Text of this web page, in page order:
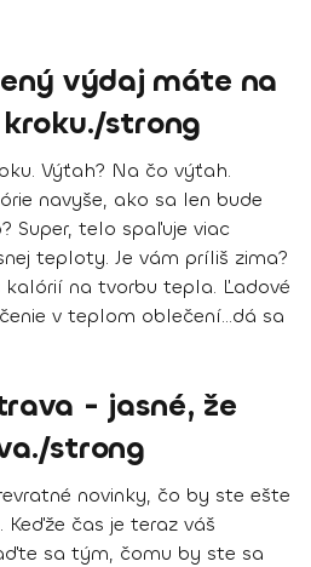
výdaj máte na
strong
Výťah? Na čo výťah.
navyše, ako sa len bude
Super, telo spaľuje viac
teploty. Je vám príliš zima?
kalórií na tvorbu tepla. Ľadové
v teplom oblečení...dá sa
- jasné, že
strong
novinky, čo by ste ešte
čas je teraz váš
sa tým, čomu by ste sa